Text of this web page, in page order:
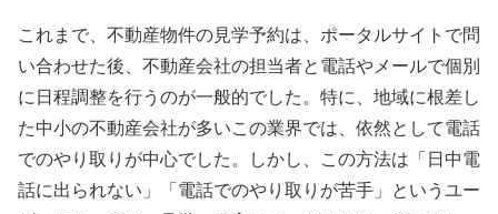
これまで、不動産物件の見学予約は、ポータルサイトで問
い合わせた後、不動産会社の担当者と電話やメールで個別
に日程調整を行うのが一般的でした。特に、地域に根差し
た中小の不動産会社が多いこの業界では、依然として電話
でのやり取りが中心でした。しかし、この方法は「日中電
話に出られない」「電話でのやり取りが苦手」というユー